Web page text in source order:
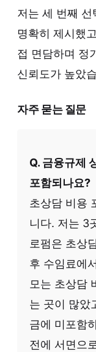
저는 세 번째
명확히 제시했
접 면담하며 정
신뢰도가 높았
자주 묻는 질문
Q. 금융규제
포함되나요?
초상담 비용
니다. 저는 3
로펌은 초상
후 수임료에
모는 초상담
는 곳이 많았
금에 미포함
전에 서면으